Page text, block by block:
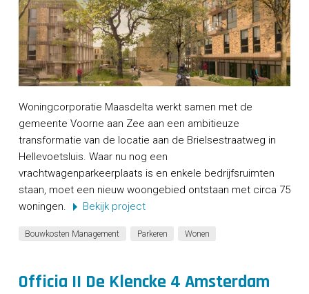
Woningcorporatie Maasdelta werkt samen met de
gemeente Voorne aan Zee aan een ambitieuze
transformatie van de locatie aan de Brielsestraatweg in
Hellevoetsluis. Waar nu nog een
vrachtwagenparkeerplaats is en enkele bedrijfsruimten
staan, moet een nieuw woongebied ontstaan met circa 75
woningen.
Bekijk project
Bouwkosten Management Parkeren Wonen
Officia II De Klencke 4 Amsterdam